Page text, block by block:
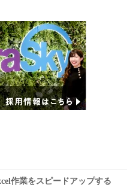
作業をスピードアップする